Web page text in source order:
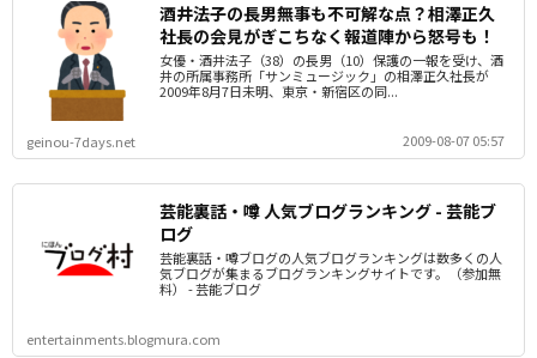
酒井法子の長男無事も不可解な点？相澤正久
社長の会見がぎこちなく報道陣から怒号も！
女優・酒井法子（38）の長男（10）保護の一報を受け、酒
井の所属事務所「サンミュージック」の相澤正久社長が
2009年8月7日未明、東京・新宿区の同...
geinou-7days.net 2009-08-07 05:57
芸能裏話・噂 人気ブログランキング - 芸能ブ
ログ
芸能裏話・噂ブログの人気ブログランキングは数多くの人
気ブログが集まるブログランキングサイトです。（参加無
料） - 芸能ブログ
entertainments.blogmura.com